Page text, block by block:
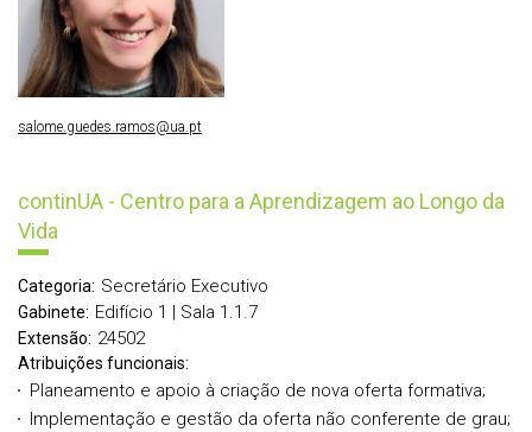
continUA - Centro para a Aprendizagem ao Longo da
Vida
Categoria: Secretário Executivo
Gabinete: Edifício 1 | Sala 1.1.7
Extensão: 24502
Atribuições funcionais:
Planeamento e apoio à criação de nova oferta formativa;
Implementação e gestão da oferta não conferente de grau;
salome.guedes.ramos@ua.pt